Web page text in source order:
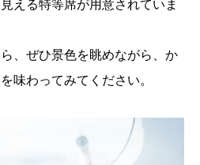
える特等席が用意されていま
、ぜひ景色を眺めながら、か
味わってみてください。